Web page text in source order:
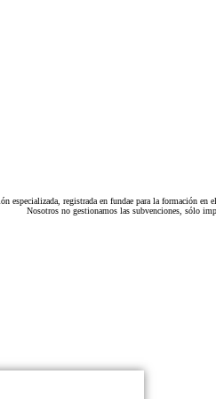
especializada, registrada en fundae para la formación
Nosotros no gestionamos las subvenciones, sólo